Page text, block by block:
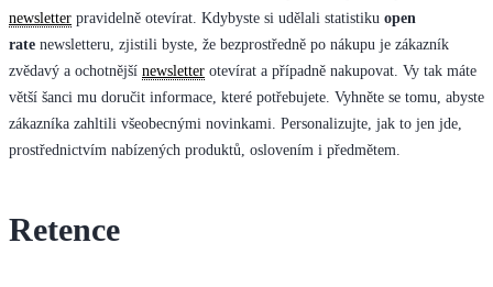
newsletter pravidelně otevírat. Kdybyste si udělali statistiku open
rate newsletteru, zjistili byste, že bezprostředně po nákupu je zákazník
zvědavý a ochotnější newsletter otevírat a případně nakupovat. Vy tak máte
větší šanci mu doručit informace, které potřebujete. Vyhněte se tomu, abyste
zákazníka zahltili všeobecnými novinkami. Personalizujte, jak to jen jde,
prostřednictvím nabízených produktů, oslovením i předmětem.
Retence